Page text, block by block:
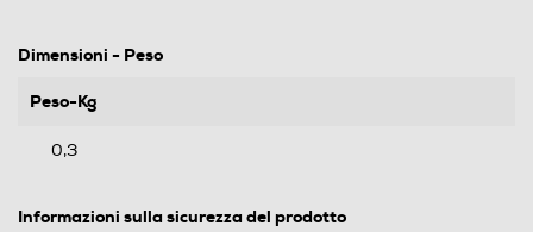
Dimensioni - Peso
Peso-Kg
0,3
Informazioni sulla sicurezza del prodotto